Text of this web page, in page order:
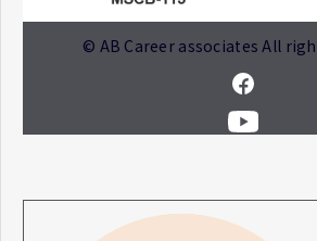
© AB Career associates All